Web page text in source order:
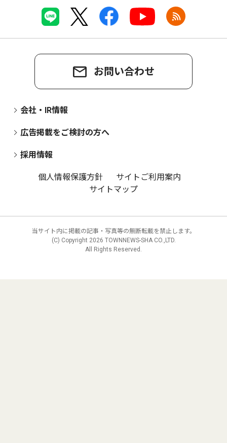
お問い合わせ
会社・IR情報
広告掲載をご検討の方へ
採用情報
個人情報保護方針
サイトご利用案内
サイトマップ
当サイト内に掲載の記事・写真等の無断転載を禁止します。
(C) Copyright 2026 TOWNNEWS-SHA CO.,LTD.
All Rights Reserved.